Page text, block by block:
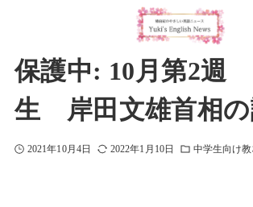
保護中: 10月第2週
生 岸田文雄首相の
2021年10月4日 2022年1月10日 中学生向け